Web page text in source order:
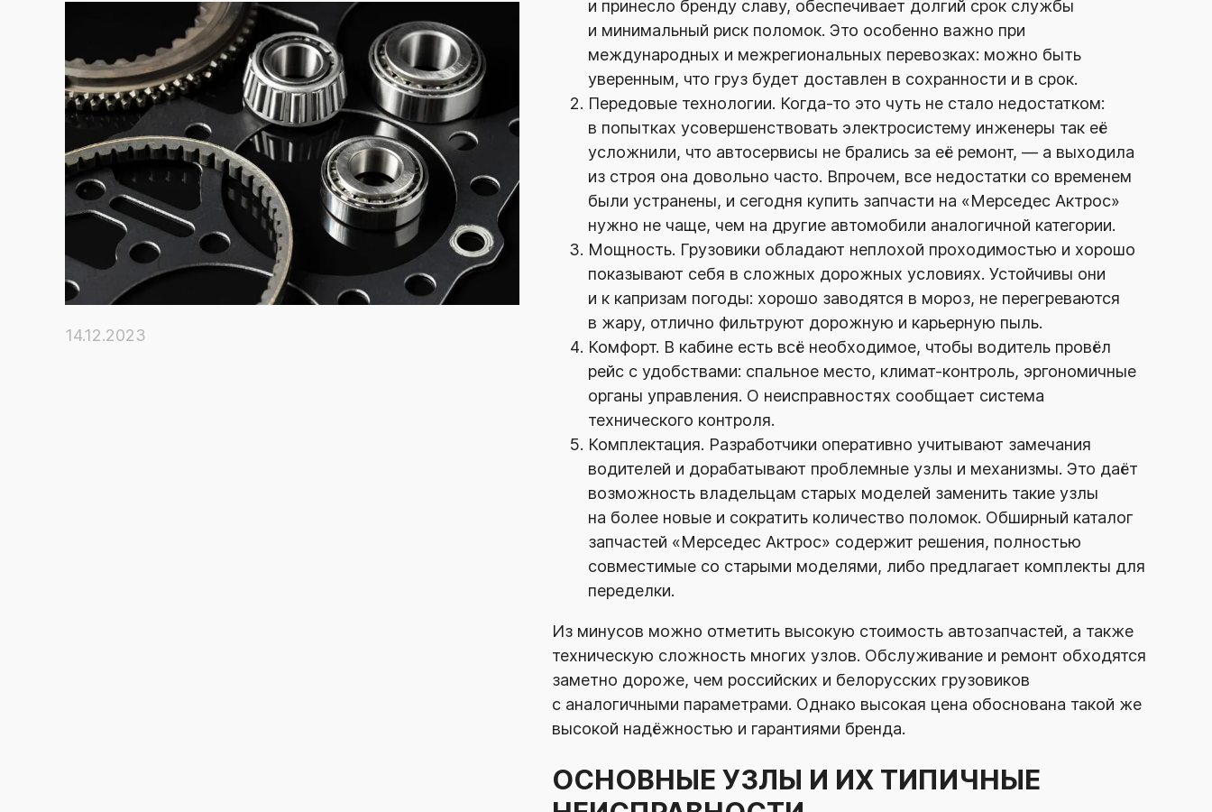
14.12.2023
и принесло бренду славу, обеспечивает долгий срок службы
и минимальный риск поломок. Это особенно важно при
международных и межрегиональных перевозках: можно быть
уверенным, что груз будет доставлен в сохранности и в срок.
Передовые технологии. Когда-то это чуть не стало недостатком:
в попытках усовершенствовать электросистему инженеры так её
усложнили, что автосервисы не брались за её ремонт, — а выходила
из строя она довольно часто. Впрочем, все недостатки со временем
были устранены, и сегодня купить запчасти на «Мерседес Актрос»
нужно не чаще, чем на другие автомобили аналогичной категории.
Мощность. Грузовики обладают неплохой проходимостью и хорошо
показывают себя в сложных дорожных условиях. Устойчивы они
и к капризам погоды: хорошо заводятся в мороз, не перегреваются
в жару, отлично фильтруют дорожную и карьерную пыль.
Комфорт. В кабине есть всё необходимое, чтобы водитель провёл
рейс с удобствами: спальное место, климат-контроль, эргономичные
органы управления. О неисправностях сообщает система
технического контроля.
Комплектация. Разработчики оперативно учитывают замечания
водителей и дорабатывают проблемные узлы и механизмы. Это даёт
возможность владельцам старых моделей заменить такие узлы
на более новые и сократить количество поломок. Обширный каталог
запчастей «Мерседес Актрос» содержит решения, полностью
совместимые со старыми моделями, либо предлагает комплекты для
переделки.
Из минусов можно отметить высокую стоимость автозапчастей, а также
техническую сложность многих узлов. Обслуживание и ремонт обходятся
заметно дороже, чем российских и белорусских грузовиков
с аналогичными параметрами. Однако высокая цена обоснована такой же
высокой надёжностью и гарантиями бренда.
ОСНОВНЫЕ УЗЛЫ И ИХ ТИПИЧНЫЕ